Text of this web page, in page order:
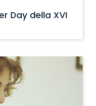
Day della XVI